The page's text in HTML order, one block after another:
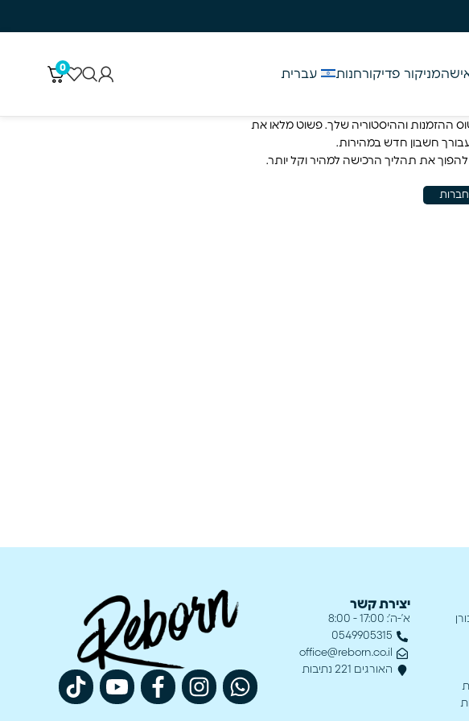
מניקור פדיקורחנות עברית
0
וההיסטוריה שלך. פשוט מלאו את
חשבון חדש במהירות.
את תהליך הרכישה למהיר וקל יותר.
יצירת קשר
א’-ה’: 17:00 - 8:00
0549905315
office@reborn.co.il
האורגים 221 נתיבות